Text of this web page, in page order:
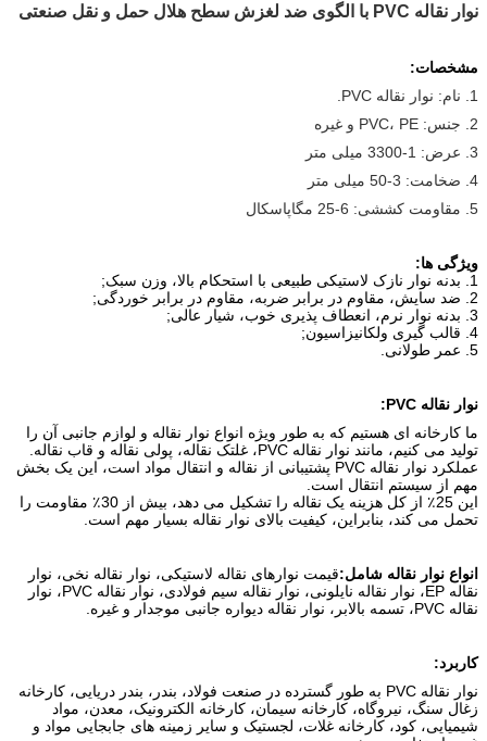
نوار نقاله PVC با الگوی ضد لغزش سطح هلال حمل و نقل صنعتی
مشخصات:
1. نام: نوار نقاله PVC.
2. جنس: PVC، PE و غیره
3. عرض: 1-3300 میلی متر
4. ضخامت: 3-50 میلی متر
5. مقاومت کششی: 6-25 مگاپاسکال
ویژگی ها:
1. بدنه نوار نازک لاستیکی طبیعی با استحکام بالا، وزن سبک;
2. ضد سایش، مقاوم در برابر ضربه، مقاوم در برابر خوردگی;
3. بدنه نوار نرم، انعطاف پذیری خوب، شیار عالی;
4. قالب گیری ولکانیزاسیون;
5. عمر طولانی.
نوار نقاله PVC:
ما کارخانه ای هستیم که به طور ویژه انواع نوار نقاله و لوازم جانبی آن را
تولید می کنیم، مانند نوار نقاله PVC، غلتک نقاله، پولی نقاله و قاب نقاله.
عملکرد نوار نقاله PVC پشتیبانی از نقاله و انتقال مواد است، این یک بخش
مهم از سیستم انتقال است.
این 25٪ از کل هزینه یک نقاله را تشکیل می دهد، بیش از 30٪ مقاومت را
تحمل می کند، بنابراین، کیفیت بالای نوار نقاله بسیار مهم است.
انواع نوار نقاله شامل:قیمت نوارهای نقاله لاستیکی، نوار نقاله نخی، نوار
نقاله EP، نوار نقاله نایلونی، نوار نقاله سیم فولادی، نوار نقاله PVC، نوار
نقاله PVC، تسمه بالابر، نوار نقاله دیواره جانبی موجدار و غیره.
کاربرد:
نوار نقاله PVC به طور گسترده در صنعت فولاد، بندر، بندر دریایی، کارخانه
زغال سنگ، نیروگاه، کارخانه سیمان، کارخانه الکترونیک، معدن، مواد
شیمیایی، کود، کارخانه غلات، لجستیک و سایر زمینه های جابجایی مواد و